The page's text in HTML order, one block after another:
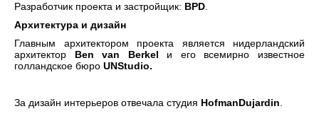
Разработчик проекта и застройщик: BPD.
Архитектура и дизайн
Главным архитектором проекта является нидерландский
архитектор Ben van Berkel и его всемирно известное
голландское бюро UNStudio.
За дизайн интерьеров отвечала студия HofmanDujardin.